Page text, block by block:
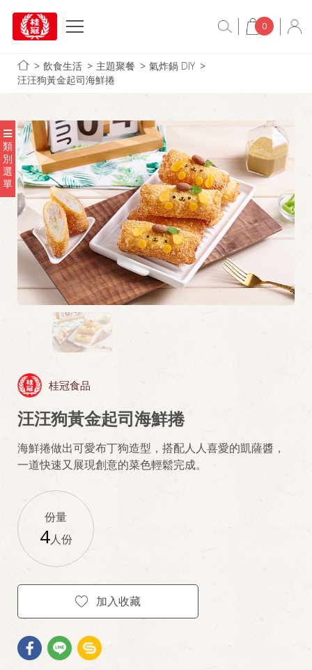
0
飲食生活 主題聚餐
氣炸鍋 DIY
汪汪狗黃金起司海鮮捲
類
別
選
單
桂冠食品
汪汪狗黃金起司海鮮捲
海鮮捲做出可愛布丁狗造型，搭配人人喜愛的凱薩醬，
一道快速又展現創意的菜色輕鬆完成。
份量
4人份
加入收藏